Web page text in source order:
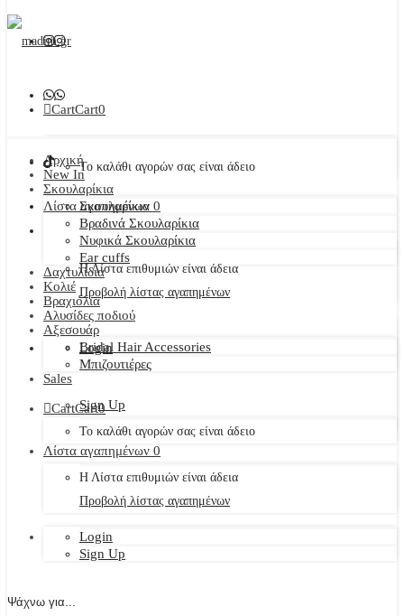
CartCart0
Το καλάθι αγορών σας είναι άδειο
Λίστα αγαπημένων 0
Η Λίστα επιθυμιών είναι άδεια
Προβολή λίστας αγαπημένων
Login
Sign Up
Αρχική
New In
Σκουλαρίκια
Σκουλαρίκια
Βραδινά Σκουλαρίκια
Νυφικά Σκουλαρίκια
Ear cuffs
Δαχτυλίδια
Κολιέ
Βραχιόλια
Αλυσίδες ποδιού
Αξεσουάρ
Bridal Hair Accessories
Μπιζουτιέρες
Sales
CartCart0
Το καλάθι αγορών σας είναι άδειο
Λίστα αγαπημένων 0
Η Λίστα επιθυμιών είναι άδεια
Προβολή λίστας αγαπημένων
Login
Sign Up